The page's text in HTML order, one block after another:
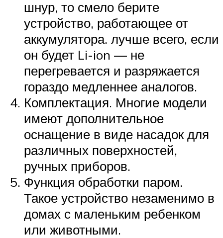
шнур, то смело берите
устройство, работающее от
аккумулятора. лучше всего, если
он будет Li-ion — не
перегревается и разряжается
гораздо медленнее аналогов.
Комплектация. Многие модели
имеют дополнительное
оснащение в виде насадок для
различных поверхностей,
ручных приборов.
Функция обработки паром.
Такое устройство незаменимо в
домах с маленьким ребенком
или животными.